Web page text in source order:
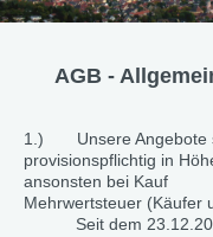
AGB -
1.) Unsere Angebote
provisionspflichtig in
ansonsten bei
Mehrwertsteuer (Käufer
Seit dem 23.12.2020